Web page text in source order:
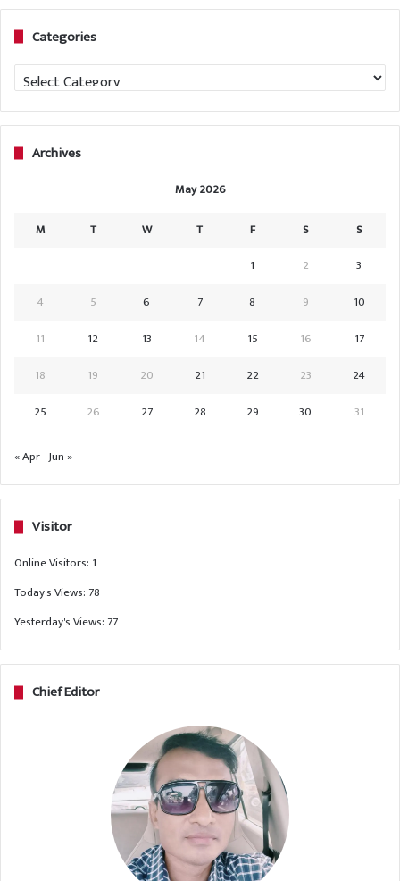
Categories
Categories
Archives
May 2026
M T W T F S
S
1
2
3
4
5 6 7 8 9
10
11
12 13 14 15 16
17
18
19 20 21 22 23
24
25
26 27 28 29 30 31
« Apr Jun »
Visitor
Online Visitors: 1
Today's Views: 78
Yesterday's Views: 77
Chief Editor